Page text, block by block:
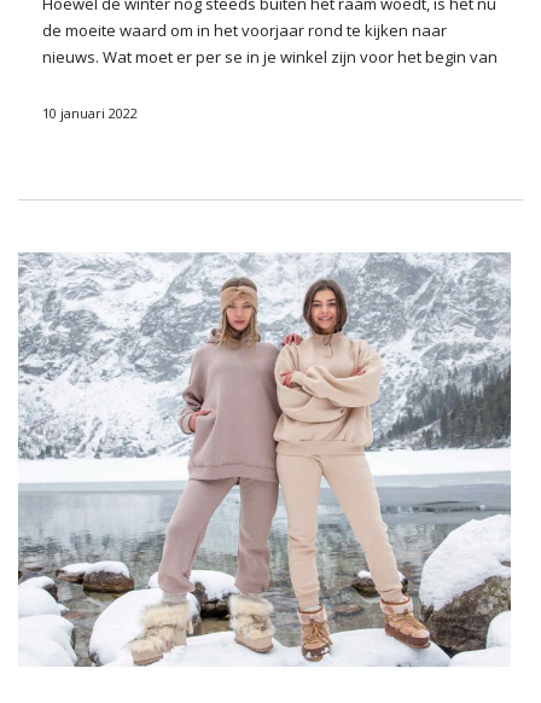
de moeite waard om in het voorjaar rond te kijken naar
nieuws. Wat moet er per se in je winkel zijn voor het begin van
een behoorlijk veld zullen achterlaten om te pronken. Welke
bekijk wat er in het nieuwe seizoen
draagt!
Wiosna 2022 to ukłon w stronę ponadczasowej klasyki,
ciekawych fasonów i kolorów, które ożywią każdą garderobę.
Znów przywitamy się także z retro z lat 50. i wzorami w stylu
vintage, przemieszanymi z elegancką kratą i ultra kobiecymi
printami w kwiaty. Wśród nowych trendów odnajdą się
zarówno fanki ascetycznych looków, jak i nieśmiertelnych,
ikonicznych fasonów, które bez wątpienia sprawdzą się jako
uzupełnienie zmysłowych, kobiecych stylizacji. Nie zabraknie
10 januari 2022